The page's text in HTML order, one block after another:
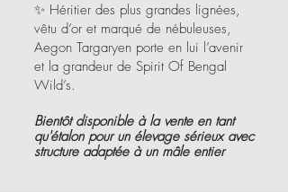
✨ Héritier des plus grandes lignées,
vêtu d’or et marqué de nébuleuses,
Aegon Targaryen porte en lui l’avenir
et la grandeur de Spirit Of Bengal
Wild’s.
Bientôt disponible à la vente en tant
qu'étalon pour un élevage sérieux avec
structure adaptée à un mâle entier